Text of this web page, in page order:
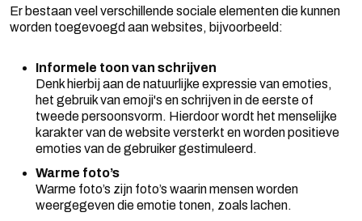
Er bestaan veel verschillende sociale elementen die kunnen
worden toegevoegd aan websites, bijvoorbeeld:
Informele toon van schrijven
Denk hierbij aan de natuurlijke expressie van emoties,
het gebruik van emoji's en schrijven in de eerste of
tweede persoonsvorm. Hierdoor wordt het menselijke
karakter van de website versterkt en worden positieve
emoties van de gebruiker gestimuleerd.
Warme foto’s
Warme foto’s zijn foto’s waarin mensen worden
weergegeven die emotie tonen, zoals lachen.